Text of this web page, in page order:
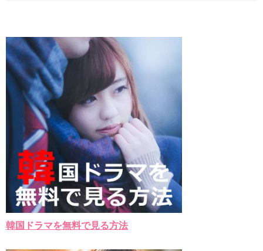
韓国ドラマを無料で見る方法